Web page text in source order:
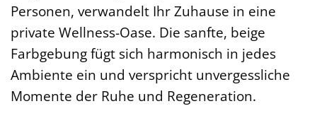
Personen, verwandelt Ihr Zuhause in eine
private Wellness-Oase. Die sanfte, beige
Farbgebung fügt sich harmonisch in jedes
Ambiente ein und verspricht unvergessliche
Momente der Ruhe und Regeneration.